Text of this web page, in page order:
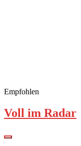
Empfohlen
Voll im Radar